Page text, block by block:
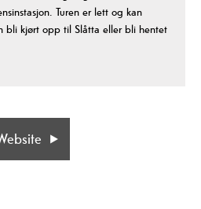
Turen er lett og kan
bli kjørt opp til Slåtta eller bli hentet